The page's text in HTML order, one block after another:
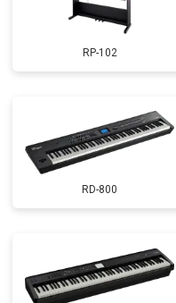
RP-102
RD-800